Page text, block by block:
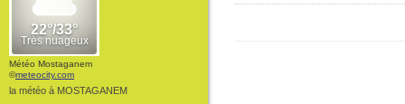
Météo Mostaganem
©meteocity.com
la météo à MOSTAGANEM